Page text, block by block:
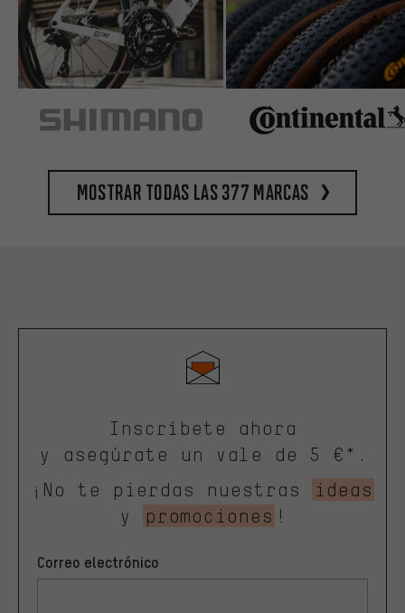
Mostrar todas las 377 marcas
Inscríbete ahora
y asegúrate un vale de 5 €*.
¡No te pierdas nuestras
ideas
y
promociones !
Correo electrónico